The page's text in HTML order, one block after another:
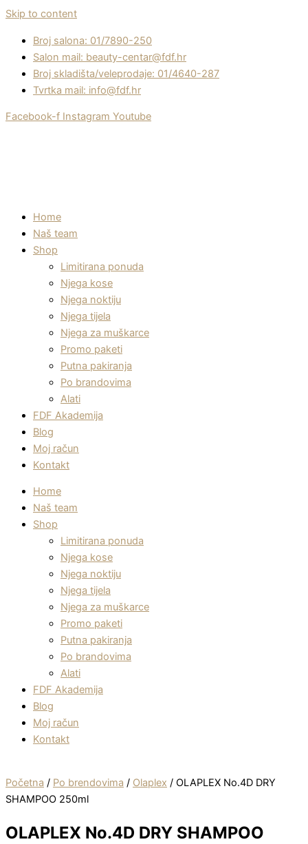
Skip to content
Broj salona: 01/7890-250
Salon mail: beauty-centar@fdf.hr
Broj skladišta/veleprodaje: 01/4640-287
Tvrtka mail: info@fdf.hr
Facebook-f Instagram Youtube
Home
Naš team
Shop
Limitirana ponuda
Njega kose
Njega noktiju
Njega tijela
Njega za muškarce
Promo paketi
Putna pakiranja
Po brandovima
Alati
FDF Akademija
Blog
Moj račun
Kontakt
Home
Naš team
Shop
Limitirana ponuda
Njega kose
Njega noktiju
Njega tijela
Njega za muškarce
Promo paketi
Putna pakiranja
Po brandovima
Alati
FDF Akademija
Blog
Moj račun
Kontakt
Početna / Po brendovima / Olaplex / OLAPLEX No.4D DRY
SHAMPOO 250ml
OLAPLEX No.4D DRY SHAMPOO